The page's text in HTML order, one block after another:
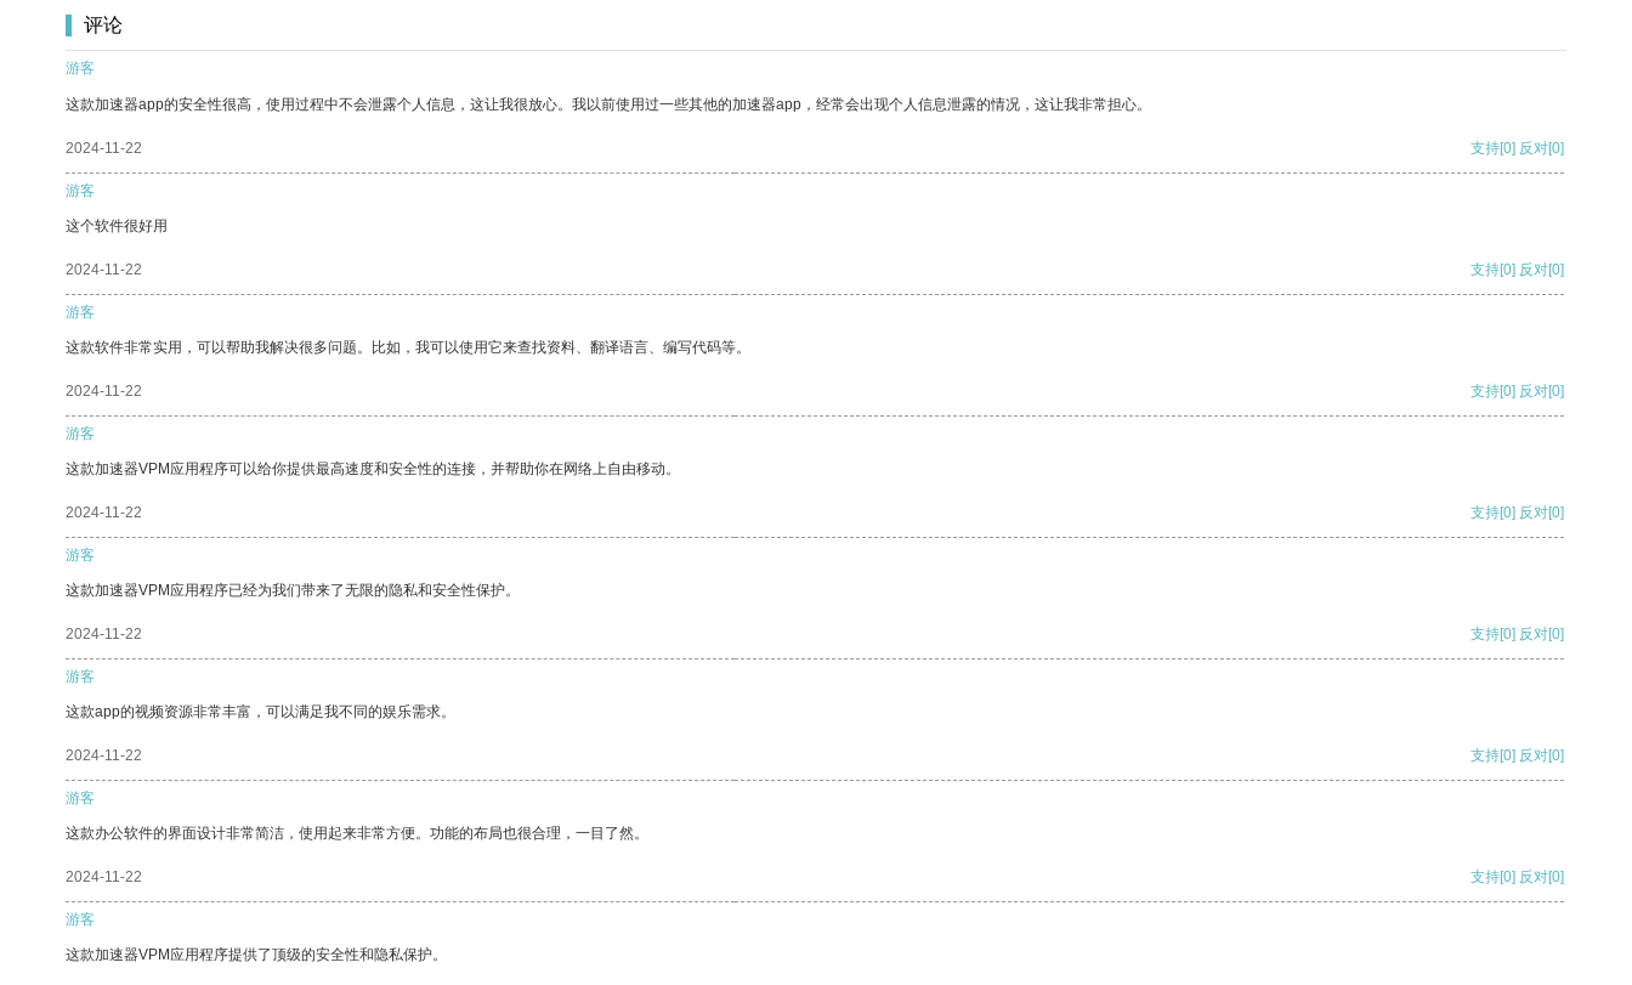
评论
游客
这款加速器app的安全性很高，使用过程中不会泄露个人信息，这让我很放心。我以前使用过一些其他的加速器app，经常会出现个人信息泄露的情况，这让我非常担心。
2024-11-22 支持[0] 反对[0]
游客
这个软件很好用
2024-11-22 支持[0] 反对[0]
游客
这款软件非常实用，可以帮助我解决很多问题。比如，我可以使用它来查找资料、翻译语言、编写代码等。
2024-11-22 支持[0] 反对[0]
游客
这款加速器VPM应用程序可以给你提供最高速度和安全性的连接，并帮助你在网络上自由移动。
2024-11-22 支持[0] 反对[0]
游客
这款加速器VPM应用程序已经为我们带来了无限的隐私和安全性保护。
2024-11-22 支持[0] 反对[0]
游客
这款app的视频资源非常丰富，可以满足我不同的娱乐需求。
2024-11-22 支持[0] 反对[0]
游客
这款办公软件的界面设计非常简洁，使用起来非常方便。功能的布局也很合理，一目了然。
2024-11-22 支持[0] 反对[0]
游客
这款加速器VPM应用程序提供了顶级的安全性和隐私保护。